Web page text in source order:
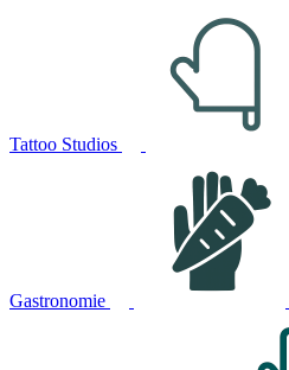
Tattoo Studios
Gastronomie